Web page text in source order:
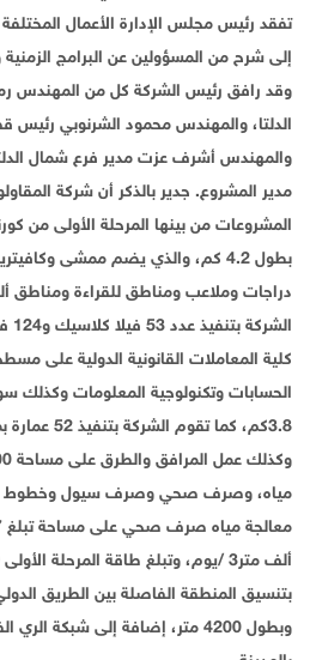
تفقد رئيس مجلس الإدارة الأعمال
إلى شرح من المسؤولين عن البرامج
وقد رافق رئيس الشركة كل من
الدلتا، والمهندس محمود الشرنوبي رئيس
والمهندس أشرف عزت مدير فرع شمال
مدير المشروع. جدير بالذكر أن شركة
المشروعات من بينها المرحلة الأولى من
بطول 4.2 كم، والذي يضم ممشى
دراجات وملاعب ومناطق للقراءة ومناطق
الحسابات وتكنولوجية المعلومات وكذلك
3.8كم، كما
مياه، وصرف صحي وصرف سيول وخطوط